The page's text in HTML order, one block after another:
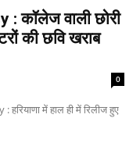
कॉलेज वाली छोरी
की छवि खराब
0
में हाल ही में रिलीज हुए